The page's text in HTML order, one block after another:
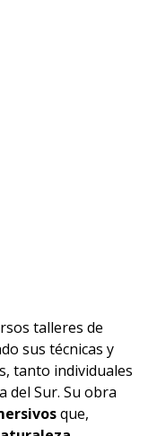
talleres de
sus técnicas y
tanto individuales
del Sur. Su obra
que,